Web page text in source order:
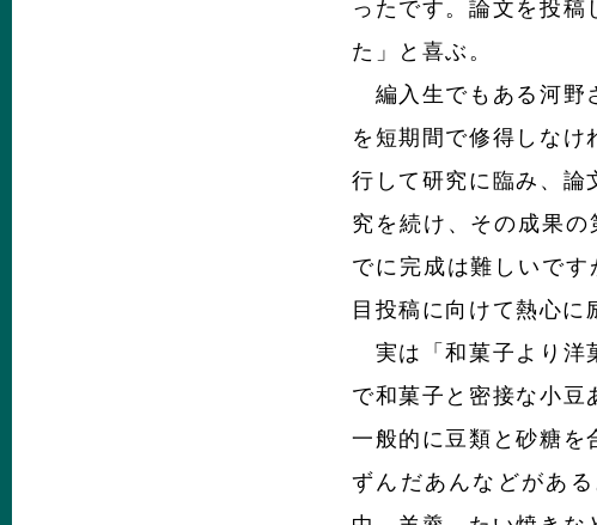
ったです。論文を投稿
た」と喜ぶ。
編入生でもある河野
を短期間で修得しなけ
行して研究に臨み、論
究を続け、その成果
でに完成は難しいで
目投稿に向けて熱心に
実は「和菓子より洋
で和菓子と密接な小豆
一般的に豆類と砂糖を
ずんだあんなどがあ